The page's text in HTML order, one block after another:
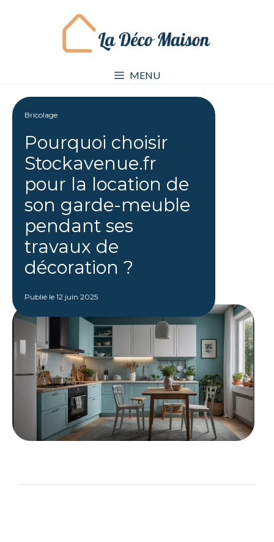
MENU
Bricolage
Pourquoi choisir
Stockavenue.fr
pour la location de
son garde-meuble
pendant ses
travaux de
décoration ?
Publié le 12 juin 2025